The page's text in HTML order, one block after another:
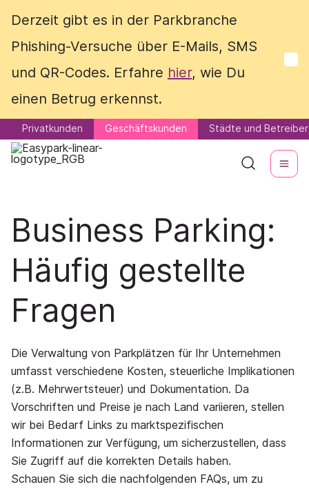
Derzeit gibt es in der Parkbranche
Phishing-Versuche über E-Mails, SMS
und QR-Codes. Erfahre hier, wie Du
einen Betrug erkennst.
Privatkunden Geschäftskunden Städte und Betreiber
Derzeit gibt es in der Parkbranche
Phishing-Versuche über E-Mails, SMS
und QR-Codes. Erfahre hier, wie Du
einen Betrug erkennst.
Privatkunden Geschäftskunden Städte und Betreiber
Business Parking:
Häufig gestellte
Fragen
Die Verwaltung von Parkplätzen für Ihr Unternehmen
umfasst verschiedene Kosten, steuerliche Implikationen
(z.B. Mehrwertsteuer) und Dokumentation. Da
Vorschriften und Preise je nach Land variieren, stellen
wir bei Bedarf Links zu marktspezifischen
Informationen zur Verfügung, um sicherzustellen, dass
Sie Zugriff auf die korrekten Details haben.
Schauen Sie sich die nachfolgenden FAQs, um zu